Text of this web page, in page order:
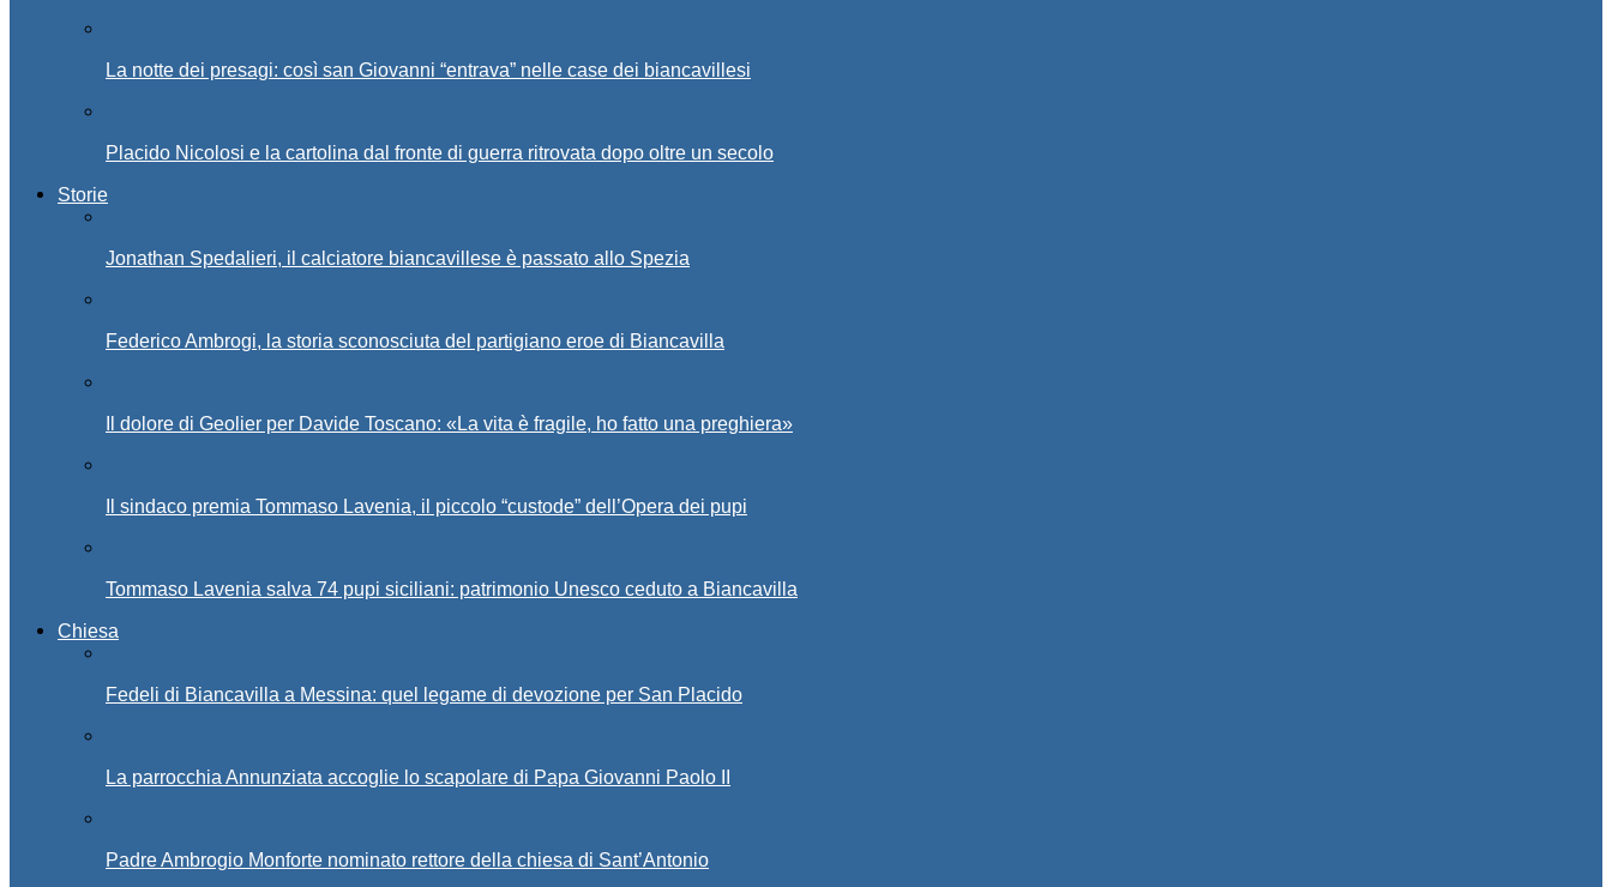
La notte dei presagi: così san Giovanni “entrava” nelle case dei biancavillesi
Placido Nicolosi e la cartolina dal fronte di guerra ritrovata dopo oltre un secolo
Storie
Jonathan Spedalieri, il calciatore biancavillese è passato allo Spezia
Federico Ambrogi, la storia sconosciuta del partigiano eroe di Biancavilla
Il dolore di Geolier per Davide Toscano: «La vita è fragile, ho fatto una preghiera»
Il sindaco premia Tommaso Lavenia, il piccolo “custode” dell’Opera dei pupi
Tommaso Lavenia salva 74 pupi siciliani: patrimonio Unesco ceduto a Biancavilla
Chiesa
Fedeli di Biancavilla a Messina: quel legame di devozione per San Placido
La parrocchia Annunziata accoglie lo scapolare di Papa Giovanni Paolo II
Padre Ambrogio Monforte nominato rettore della chiesa di Sant’Antonio